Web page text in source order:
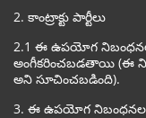
2. కాంట్రాక్టు పార్టీలు
2.1 ఈ ఉపయోగ
అంగీకరించబడతాయి (ఈ
అని సూచించబడింది).
3. ఈ ఉపయోగ నిబంధనల